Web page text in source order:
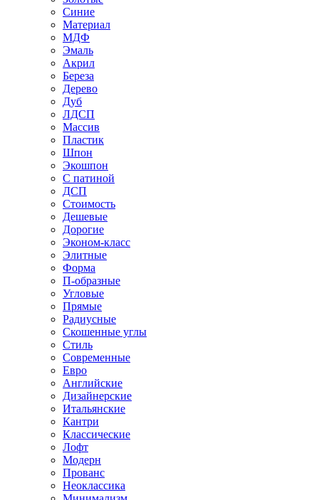
Синие
Материал
МДФ
Эмаль
Акрил
Береза
Дерево
Дуб
ЛДСП
Массив
Пластик
Шпон
Экошпон
С патиной
ДСП
Стоимость
Дешевые
Дорогие
Эконом-класс
Элитные
Форма
П-образные
Угловые
Прямые
Радиусные
Скошенные углы
Стиль
Современные
Евро
Английские
Дизайнерские
Итальянские
Кантри
Классические
Лофт
Модерн
Прованс
Неоклассика